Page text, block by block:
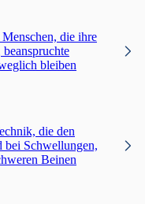
die ihre
bleiben
die den
bei Schwellungen,
Beinen